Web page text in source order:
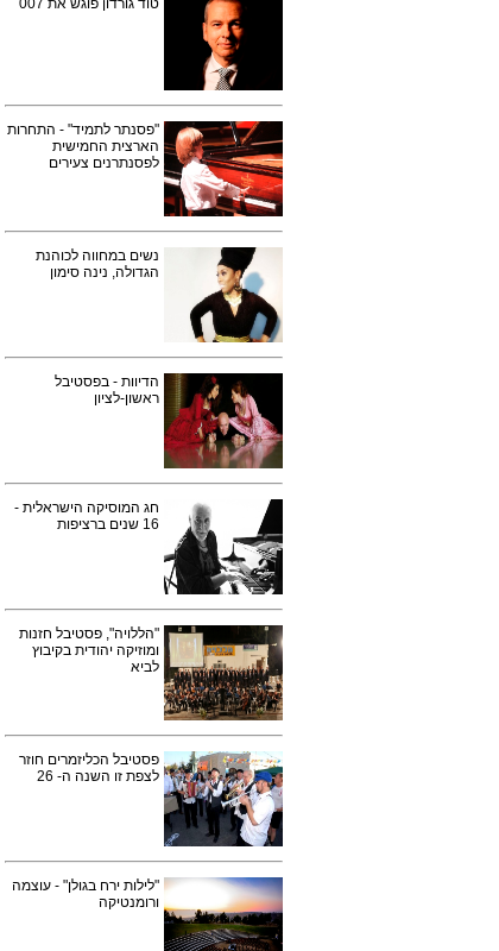
טוד גורדון פוגש את 007
"פסנתר לתמיד" - התחרות
הארצית החמישית
לפסנתרנים צעירים
נשים במחווה לכוהנת
הגדולה, נינה סימון
הדיוות - בפסטיבל
ראשון-לציון
חג המוסיקה הישראלית -
16 שנים ברציפות
"הללויה", פסטיבל חזנות
ומוזיקה יהודית בקיבוץ
לביא
פסטיבל הכליזמרים חוזר
לצפת זו השנה ה- 26
"לילות ירח בגולן" - עוצמה
ורומנטיקה